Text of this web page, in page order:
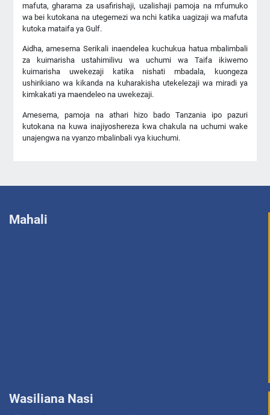
mafuta, gharama za usafirishaji, uzalishaji pamoja na mfumuko
wa bei kutokana na utegemezi wa nchi katika uagizaji wa mafuta
kutoka mataifa ya Gulf.
Aidha, amesema Serikali inaendelea kuchukua hatua mbalimbali
za kuimarisha ustahimilivu wa uchumi wa Taifa ikiwemo
kuimarisha uwekezaji katika nishati mbadala, kuongeza
ushirikiano wa kikanda na kuharakisha utekelezaji wa miradi ya
kimkakati ya maendeleo na uwekezaji.
Amesema, pamoja na athari hizo bado Tanzania ipo pazuri
kutokana na kuwa inajiyoshereza kwa chakula na uchumi wake
unajengwa na vyanzo mbalinbali vya kiuchumi.
Mahali
Wasiliana Nasi